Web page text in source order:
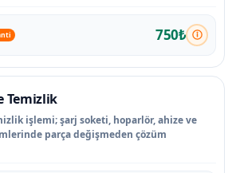
750₺
Temizlik
işlemi; şarj soketi, hoparlör, ahize ve
parça değişmeden çözüm